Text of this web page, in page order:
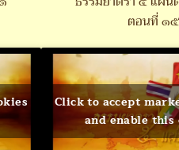
ตอนที่ ๑๕
Click to accept
and enable this